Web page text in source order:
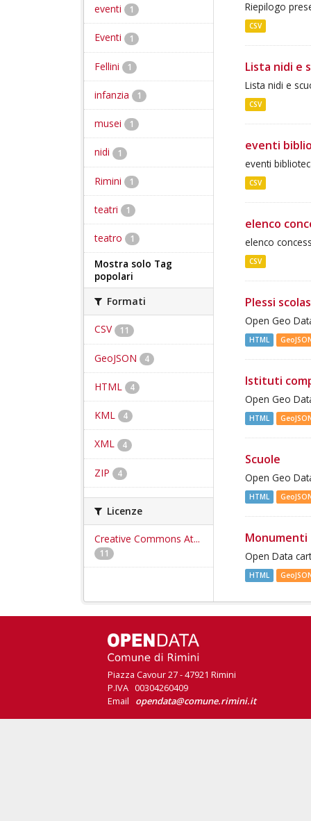
eventi 1
Eventi 1
Fellini 1
infanzia 1
musei 1
nidi 1
Rimini 1
teatri 1
teatro 1
Mostra solo Tag
popolari
Formati
CSV 11
GeoJSON 4
HTML 4
KML 4
XML 4
ZIP 4
Licenze
Creative Commons At...
11
Riepilogo
CSV
Lista nidi e
Lista nidi e
CSV
eventi
eventi
CSV
elenco
elenco
CSV
Plessi
Open Geo
HTML
Istituti
Open Geo
HTML
Scuole
Open Geo
HTML
Monumenti
Open Data
HTML
Piazza Cavour 27 - 47921 Rimini
P.IVA 00304260409
Email opendata@comune.rimini.it